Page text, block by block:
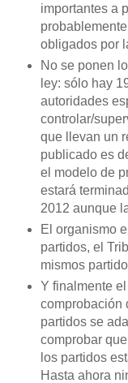
importantes a
obligados por
No se ponen
ley: sólo hay
autoridades
controlar/
que llevan un
publicado es
el modelo de
estará
2012 aunque
El organismo
partidos, el
mismos
Y finalmente
comprobación
partidos se
comprobar
los partidos
Hasta ahora